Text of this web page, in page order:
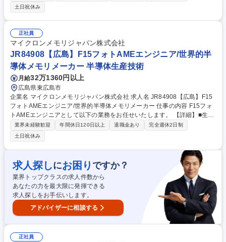
置点検などの中からいくつかの業務をお任せします。 【詳細】■庶務業
務、データ集計、資料作成 ■定期的なマニュアルの見直しや改訂作業 ■部
品の登録や発注のサポート ■コスト管理のサポート ■作業記録の確認と入
力業務 ■クリーンルーム内での装置の点検業務 など ※社内外の関係者と
電話やメールを用いて円滑に業務を進めていただきます(聴覚に障がいが
ある方への支援・配慮も行っております)。詳細は面接時にお伝えしま
す。 募集職種 JR87879【広島】障がい者向け エンジニアサポート職（事
務系・技術系）
土日祝休み
正社員
マイクロンメモリジャパン株式会社
JR84908【広島】F15フォトAMEエンジニア/世界的半
導体メモリメーカー 半導体生産技術
月給32万1360円以上
広島県東広島市
企業名 マイクロンメモリジャパン株式会社 求人名 JR84908【広島】F15
フォトAMEエンジニア/世界的半導体メモリメーカー 仕事の内容 F15フォ
トAMEエンジニアとして以下の業務をお任せいたします。 【詳細】■生産
能力の分析、是正措置の策定および実行 ■プロセス能力の向上と製造コス
トの削減 ■ MOR（製造実績）およびPOR（プロセス実績）分析を通じたP
2P（プロセス間）ギャップの解消と是正措置の実施 ■各種半導体製造装置
のプロセスパラメータ設定 ■新規装置・材料の評価、導入推進および計画
立案 ■異常事象の分析と改善 募集職種 JR84908【広島】F15フォトAME
エンジニア/世界的半導体メモリメーカー
業界未経験歓迎 年間休日120日以上 退職金あり
完全週休2日制
土日祝休み
求人探しにお困り ですか？
業界トップクラスの求人件数から
あなたの力を最大限に発揮できる
求人探しをお手伝いします。
アドバイザーに相談する
正社員